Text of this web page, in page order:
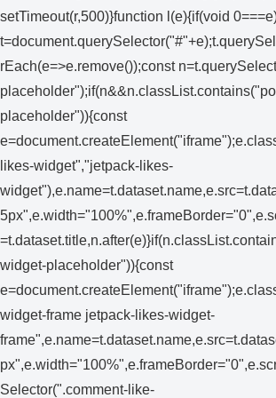
setTimeout(r,500)}function l(e){if(void
rEach(e=>e.remove());const
placeholder")){const
likes-widget","jetpack-likes-
widget-placeholder")){const
widget-frame jetpack-likes-widget-
Selector(".comment-like-